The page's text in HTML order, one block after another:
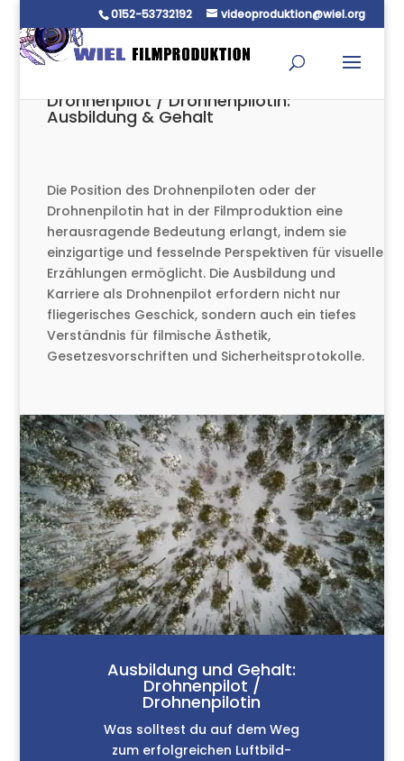
0152-53732192 videoproduktion@wiel.org
Drohnenpilot / Drohnenpilotin:
Ausbildung & Gehalt
Die Position des Drohnenpiloten oder der
Drohnenpilotin hat in der Filmproduktion eine
herausragende Bedeutung erlangt, indem sie
einzigartige und fesselnde Perspektiven für visuelle
Erzählungen ermöglicht. Die Ausbildung und
Karriere als Drohnenpilot erfordern nicht nur
fliegerisches Geschick, sondern auch ein tiefes
Verständnis für filmische Ästhetik,
Gesetzesvorschriften und Sicherheitsprotokolle.
Ausbildung und Gehalt:
Drohnenpilot /
Drohnenpilotin
Was solltest du auf dem Weg
zum erfolgreichen Luftbild-